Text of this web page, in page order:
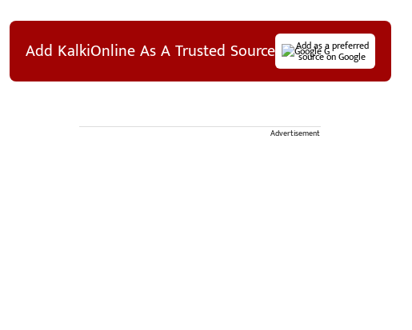
Add KalkiOnline As A Trusted Source Add as a preferred
source on Google
Advertisement